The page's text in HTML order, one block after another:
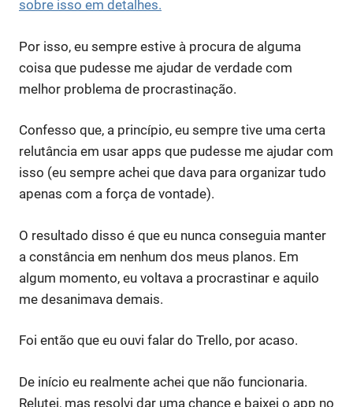
sobre isso em detalhes.
Por isso, eu sempre estive à procura de alguma
coisa que pudesse me ajudar de verdade com
melhor problema de procrastinação.
Confesso que, a princípio, eu sempre tive uma certa
relutância em usar apps que pudesse me ajudar com
isso (eu sempre achei que dava para organizar tudo
apenas com a força de vontade).
O resultado disso é que eu nunca conseguia manter
a constância em nenhum dos meus planos. Em
algum momento, eu voltava a procrastinar e aquilo
me desanimava demais.
Foi então que eu ouvi falar do Trello, por acaso.
De início eu realmente achei que não funcionaria.
Relutei, mas resolvi dar uma chance e baixei o app no